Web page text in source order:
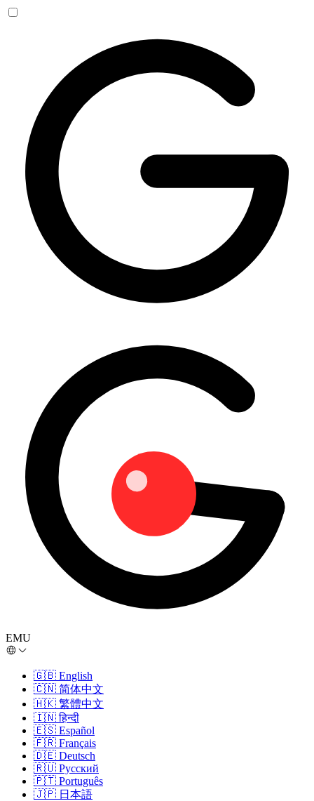
EMU
🇬🇧 English
🇨🇳 简体中文
🇭🇰 繁體中文
🇮🇳 हिन्दी
🇪🇸 Español
🇫🇷 Français
🇩🇪 Deutsch
🇷🇺 Русский
🇵🇹 Português
🇯🇵 日本語